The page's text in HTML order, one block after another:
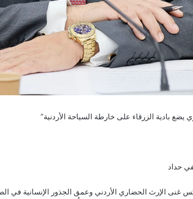
بادية الزرقاء على خارطة السياحة الأردنية”
حداد
غنى الإرث الحضاري الأردني وعمق الجذور الإنسانية في